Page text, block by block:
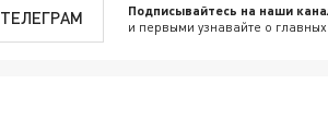
ТЕЛЕГРАМ Подписывайтесь на наши
и первыми узнавайте о